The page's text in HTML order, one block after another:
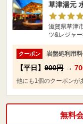
草津湯元
滋賀県草津
ツ&レジャ
クーポン 岩盤処利用
【平日】 900円 →
他にも1個のクーポンが
無料